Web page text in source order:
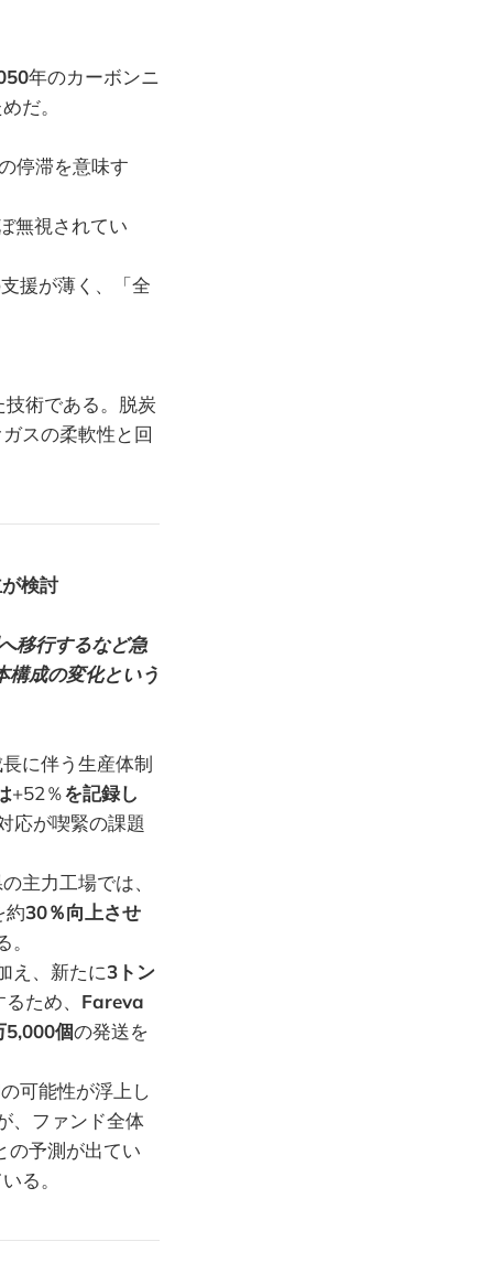
年のカーボンニ
だ。
停滞を意味す
無視されてい
援が薄く、「全
術である。脱炭
スの柔軟性と回
検討
移行するなど急
構成の変化という
に伴う生産体制
+52％を記録し
応が喫緊の課題
主力工場では、
約30％向上させ
え、新たに3トン
ため、 Fareva
5,000個の発送を
可能性が浮上し
、ファンド全体
の予測が出てい
る。